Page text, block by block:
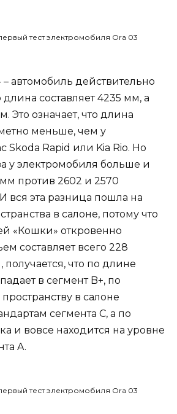
автомобиль действительно
составляет 4235 мм, а
Это означает, что длина
меньше, чем у
Skoda Rapid или Kia Rio. Но
у электромобиля больше и
мм против 2602 и 2570
вся эта разница пошла на
в салоне, потому что
«Кошки» откровенно
составляет всего 228
что по длине
в сегмент B+, по
в салоне
сегмента C, а по
и вовсе находится на уровне
A.